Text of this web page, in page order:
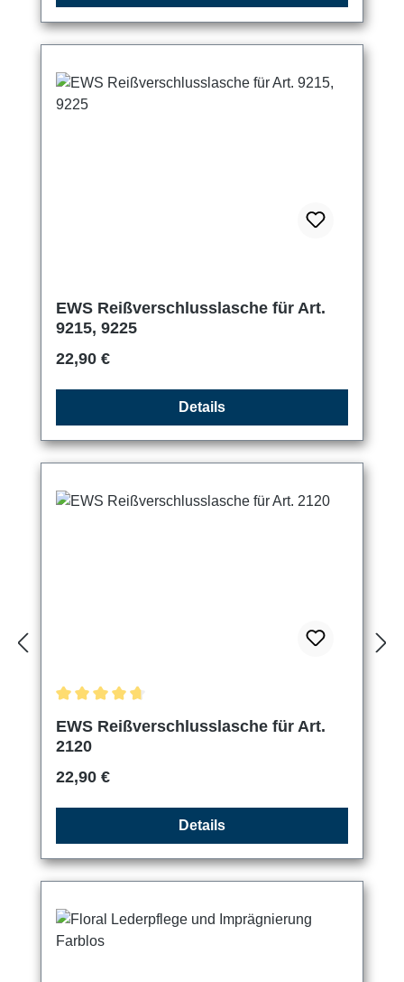
EWS Reißverschlusslasche für Art.
9215, 9225
Regulärer Preis:
22,90 €
Details
EWS Reißverschlusslasche für Art.
2120
Regulärer Preis:
22,90 €
Details